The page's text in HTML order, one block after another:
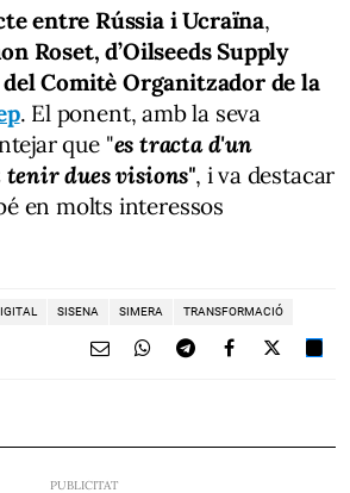
entre Rússia i Ucraïna,
Roset, d’Oilseeds Supply
Comitè Organitzador de la
. El ponent, amb la seva
que "es tracta d'un
dues visions", i va destacar
en molts interessos
SISENA SIMERA TRANSFORMACIÓ